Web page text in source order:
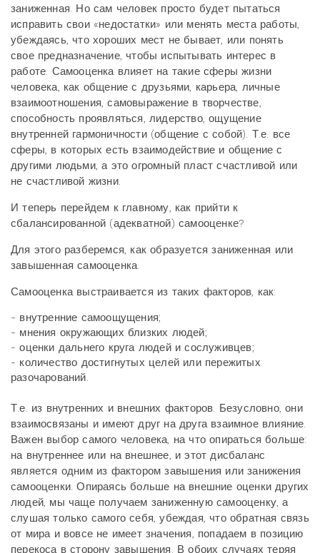
заниженная. Но сам человек просто будет пытаться
исправить свои «недостатки» или менять места работы,
убеждаясь, что хороших мест не бывает, или понять
свое предназначение, чтобы испытывать интерес в
работе. Самооценка влияет на такие сферы жизни
человека, как общение с друзьями, карьера, личные
взаимоотношения, самовыражение в творчестве,
способность проявляться, лидерство, ощущение
внутренней гармоничности (общение с собой). Т.е. все
сферы, в которых есть взаимодействие и общение с
другими людьми, а это огромный пласт счастливой или
не счастливой жизни.
И теперь перейдем к главному, как прийти к
сбалансированной (адекватной) самооценке?
Для этого разберемся, как образуется заниженная или
завышенная самооценка.
Самооценка выстраивается из таких факторов, как:
- внутренние самоощущения;
- мнения окружающих близких людей;
- оценки дальнего круга людей и сослуживцев;
- количество достигнутых целей или пережитых
разочарований.
Т.е. из внутренних и внешних факторов. Безусловно, они
взаимосвязаны и имеют друг на друга взаимное влияние.
Важен выбор самого человека, на что опираться больше:
на внутреннее или на внешнее, и этот дисбаланс
является одним из фактором завышения или занижения
самооценки. Опираясь больше на внешние оценки других
людей, мы чаще получаем заниженную самооценку, а
слушая только самого себя, убеждая, что обратная связь
от мира и вовсе не имеет значения, попадаем в позицию
перекоса в сторону завышения. В обоих случаях теряя